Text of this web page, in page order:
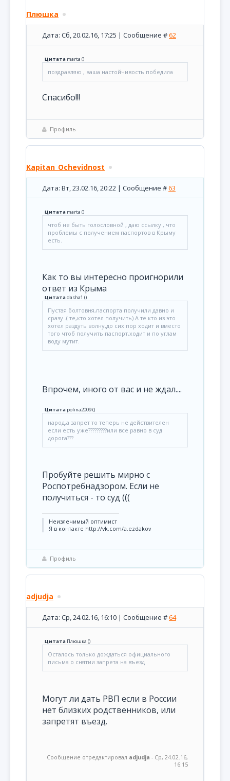
Плюшка
Дата: Сб, 20.02.16, 17:25 | Сообщение #62
Цитата marta ()
поздравляю , ваша настойчивость победила
Спасибо!!!
Профиль
Kapitan_Ochevidnost
Дата: Вт, 23.02.16, 20:22 | Сообщение #63
Цитата marta ()
чтоб не быть голословной , даю ссылку , что
проблемы с получением паспортов в Крыму
есть.
Как то вы интересно проигнорили
ответ из Крыма
Цитатаdasha1 ()
Пустая болтовня,паспорта получили давно и
сразу .( те,кто хотел получить) А те кто из это
хотел раздуть волну,до сих пор ходит и вместо
того чтоб получить паспорт,ходит и по углам
воду мутит.
Впрочем, иного от вас и не ждал....
Цитата polina2009()
народ,а запрет то теперь не действителен
если есть уже?????????или все равно в суд
дорога???
Пробуйте решить мирно с
Роспотребнадзором. Если не
получиться - то суд (((
Неизлечимый оптимист
Я в контакте http://vk.com/a.ezdakov
Профиль
adjudja
Дата: Ср, 24.02.16, 16:10 | Сообщение #64
Цитата Плюшка ()
Осталось только дождаться официального
письма о снятии запрета на въезд
Могут ли дать РВП если в России
нет близких родственников, или
запретят въезд.
Сообщение отредактировал adjudja - Ср, 24.02.16,
16:15